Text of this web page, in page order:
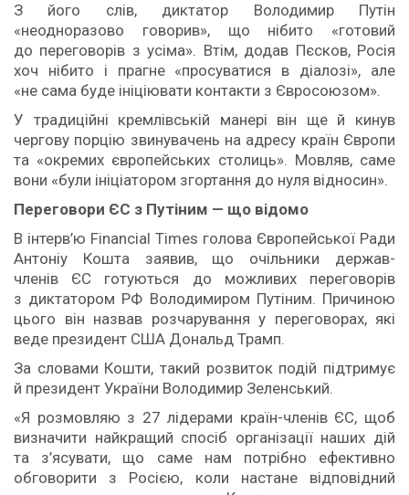
З його слів, диктатор Володимир Путін
«неодноразово говорив», що нібито «готовий
до переговорів з усіма». Втім, додав Пєсков, Росія
хоч нібито і прагне «просуватися в діалозі», але
«не сама буде ініціювати контакти з Євросоюзом».
У традиційні кремлівській манері він ще й кинув
чергову порцію звинувачень на адресу країн Європи
та «окремих європейських столиць». Мовляв, саме
вони «були ініціатором згортання до нуля відносин».
Переговори ЄС з Путіним — що відомо
В інтерв’ю Financial Times голова Європейської Ради
Антоніу Кошта заявив, що очільники держав-
членів ЄС готуються до можливих переговорів
з диктатором РФ Володимиром Путіним. Причиною
цього він назвав розчарування у переговорах, які
веде президент США Дональд Трамп.
За словами Кошти, такий розвиток подій підтримує
й президент України Володимир Зеленський.
«Я розмовляю з 27 лідерами країн-членів ЄС, щоб
визначити найкращий спосіб організації наших дій
та з’ясувати, що саме нам потрібно ефективно
обговорити з Росією, коли настане відповідний